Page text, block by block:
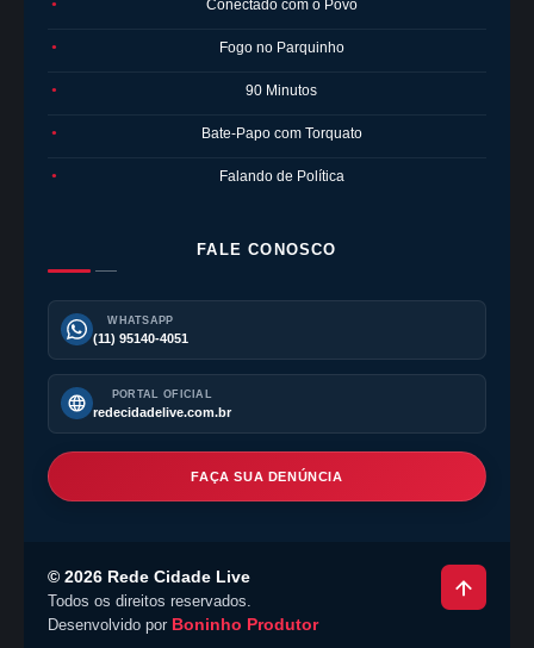
● Conectado com o Povo
● Fogo no Parquinho
● 90 Minutos
● Bate-Papo com Torquato
● Falando de Política
FALE CONOSCO
WHATSAPP
(11) 95140-4051
PORTAL OFICIAL
redecidadelive.com.br
FAÇA SUA DENÚNCIA
© 2026 Rede Cidade Live
Todos os direitos reservados.
Desenvolvido por Boninho Produtor